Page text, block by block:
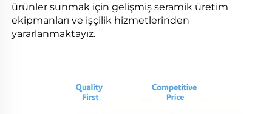
ürünler sunmak için gelişmiş seramik üretim
ekipmanları ve işçilik hizmetlerinden
yararlanmaktayız.